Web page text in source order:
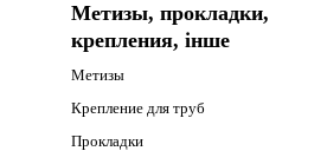
Метизы, прокладки,
крепления, інше
Метизы
Крепление для труб
Прокладки